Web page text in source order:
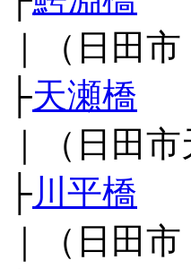
｜（日田
├天瀬橋
｜（日田
├川平橋
｜（日田